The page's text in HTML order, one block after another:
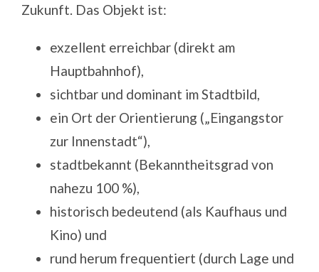
Zukunft. Das Objekt ist:
exzellent erreichbar (direkt am
Hauptbahnhof),
sichtbar und dominant im Stadtbild,
ein Ort der Orientierung („Eingangstor
zur Innenstadt“),
stadtbekannt (Bekanntheitsgrad von
nahezu 100 %),
historisch bedeutend (als Kaufhaus und
Kino) und
rund herum frequentiert (durch Lage und